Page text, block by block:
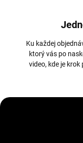
Ku každej
ktorý vás po
video, kde je